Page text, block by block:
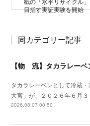
目指す実証実験を開始
同カテゴリー記事
タカラレーベンとして冷蔵
大宮」が、２０２６年６月
2026.08.07 00:50